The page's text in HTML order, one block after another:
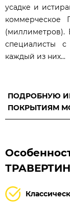
усадке и
коммерческое
(миллиметров).
специалисты
каждый из них...
ПОДРОБНУЮ
ПОКРЫТИЯМ